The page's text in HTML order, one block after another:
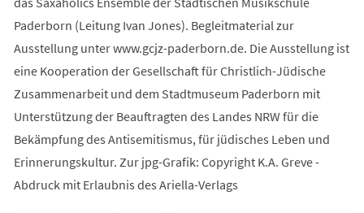
Paderborn (Leitung Ivan Jones). Begleitmaterial zur
Ausstellung unter www.gcjz-paderborn.de. Die Ausstellung ist
eine Kooperation der Gesellschaft für Christlich-Jüdische
Zusammenarbeit und dem Stadtmuseum Paderborn mit
Unterstützung der Beauftragten des Landes NRW für die
Bekämpfung des Antisemitismus, für jüdisches Leben und
Erinnerungskultur. Zur jpg-Grafik: Copyright K.A. Greve -
Abdruck mit Erlaubnis des Ariella-Verlags